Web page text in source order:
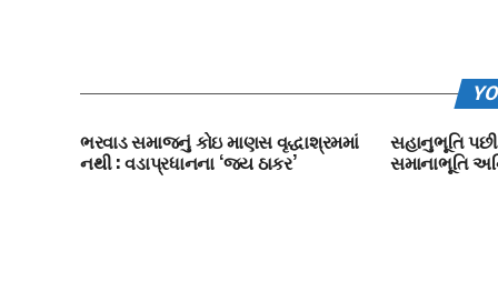
ભરવાડ સમાજનું કોઇ માણસ વૃદ્ધાશ્રમમાં
નથી : વડાપ્રધાનના ‘જય ઠાકર’
સહાનુભૂતિ
સમાનાભૂતિ